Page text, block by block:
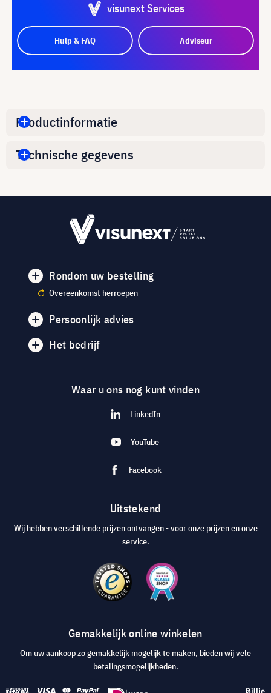
visunext Services
Hulp & FAQ Adviseur
Productinformatie
Technische gegevens
Rondom uw bestelling
Overeenkomst herroepen
Persoonlijk advies
Het bedrijf
Waar u ons nog kunt vinden
LinkedIn
YouTube
Facebook
Uitstekend
Wij hebben verschillende prijzen ontvangen - voor onze prijzen en onze
service.
Gemakkelijk online winkelen
Om uw aankoop zo gemakkelijk mogelijk te maken, bieden wij vele
betalingsmogelijkheden.